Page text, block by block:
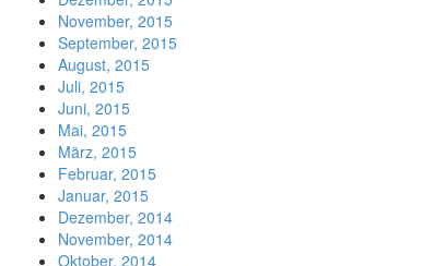
November, 2015
September, 2015
August, 2015
Juli, 2015
Juni, 2015
Mai, 2015
März, 2015
Februar, 2015
Januar, 2015
Dezember, 2014
November, 2014
Oktober, 2014